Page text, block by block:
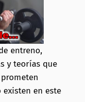
entreno,
y teorías que
en este